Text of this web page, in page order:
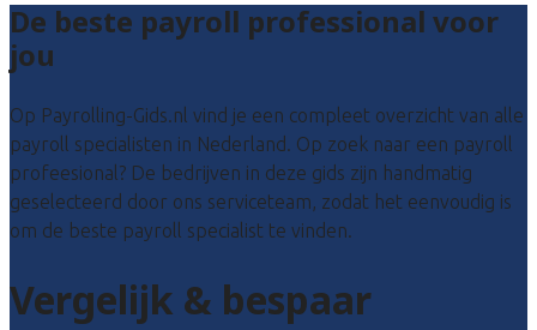
De beste payroll professional voor
jou
Op Payrolling-Gids.nl vind je een compleet overzicht van alle
payroll specialisten in Nederland. Op zoek naar een payroll
profeesional? De bedrijven in deze gids zijn handmatig
geselecteerd door ons serviceteam, zodat het eenvoudig is
om de beste payroll specialist te vinden.
Vergelijk & bespaar